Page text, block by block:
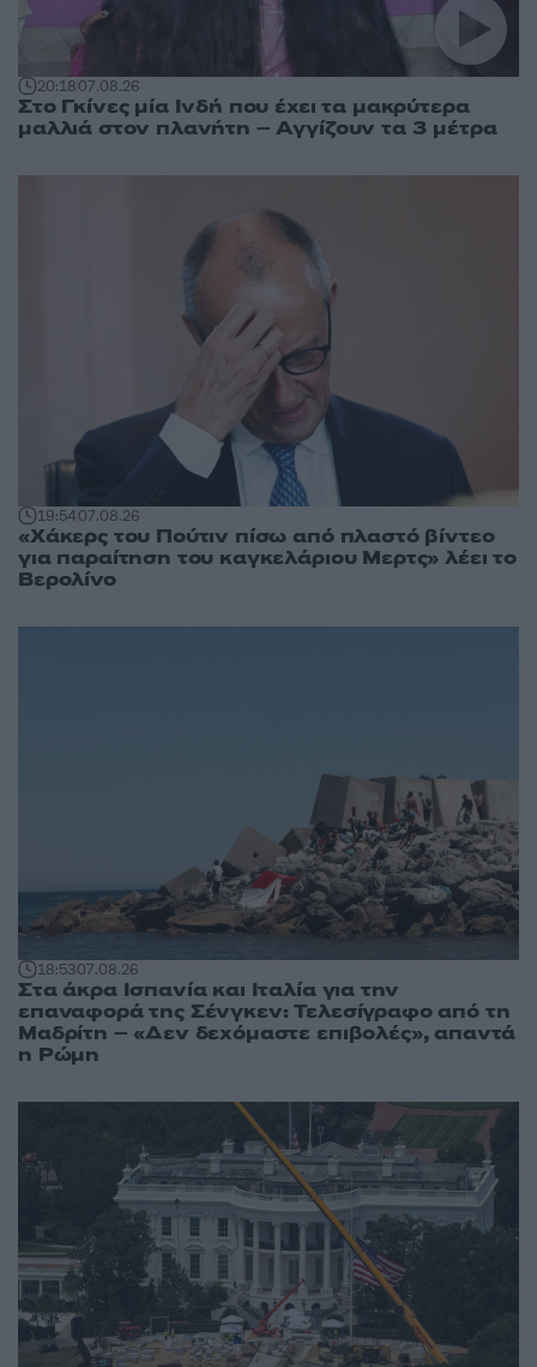
20:1807.08.26
Στο Γκίνες μία Ινδή που έχει τα μακρύτερα
μαλλιά στον πλανήτη – Αγγίζουν τα 3 μέτρα
19:5407.08.26
«Χάκερς του Πούτιν πίσω από πλαστό βίντεο
για παραίτηση του καγκελάριου Μερτς» λέει το
Βερολίνο
18:5307.08.26
Στα άκρα Ισπανία και Ιταλία για την
επαναφορά της Σένγκεν: Τελεσίγραφο από τη
Μαδρίτη – «Δεν δεχόμαστε επιβολές», απαντά
η Ρώμη